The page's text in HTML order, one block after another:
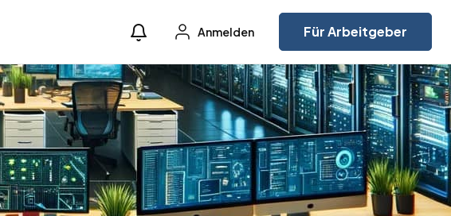
Anmelden Für Arbeitgeber